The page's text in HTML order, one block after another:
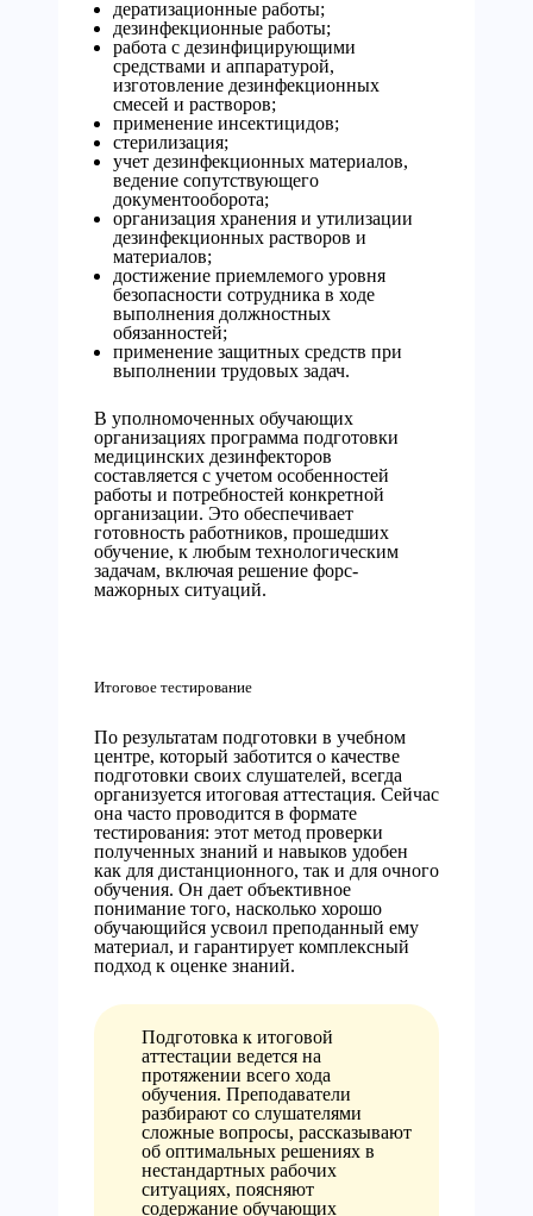
дератизационные работы;
дезинфекционные работы;
работа с дезинфицирующими
средствами и аппаратурой,
изготовление дезинфекционных
смесей и растворов;
применение инсектицидов;
стерилизация;
учет дезинфекционных материалов,
ведение сопутствующего
документооборота;
организация хранения и утилизации
дезинфекционных растворов и
материалов;
достижение приемлемого уровня
безопасности сотрудника в ходе
выполнения должностных
обязанностей;
применение защитных средств при
выполнении трудовых задач.
В уполномоченных обучающих
организациях программа подготовки
медицинских дезинфекторов
составляется с учетом особенностей
работы и потребностей конкретной
организации. Это обеспечивает
готовность работников, прошедших
обучение, к любым технологическим
задачам, включая решение форс-
мажорных ситуаций.
Итоговое тестирование
По результатам подготовки в учебном
центре, который заботится о качестве
подготовки своих слушателей, всегда
организуется итоговая аттестация. Сейчас
она часто проводится в формате
тестирования: этот метод проверки
полученных знаний и навыков удобен
как для дистанционного, так и для очного
обучения. Он дает объективное
понимание того, насколько хорошо
обучающийся усвоил преподанный ему
материал, и гарантирует комплексный
подход к оценке знаний.
Подготовка к итоговой
аттестации ведется на
протяжении всего хода
обучения. Преподаватели
разбирают со слушателями
сложные вопросы, рассказывают
об оптимальных решениях в
нестандартных рабочих
ситуациях, поясняют
содержание обучающих